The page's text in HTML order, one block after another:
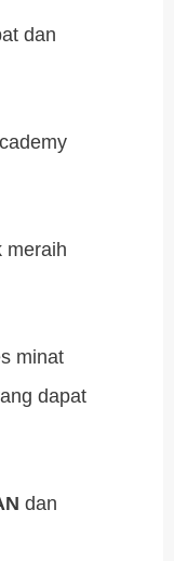
dan
meraih
minat
dapat
dan